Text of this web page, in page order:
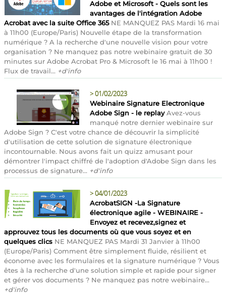
Adobe et Microsoft - Quels sont les
avantages de l'intégration Adobe
Acrobat avec la suite Office 365NE MANQUEZ PAS Mardi 16 mai
à 11h00 (Europe/Paris) Nouvelle étape de la transformation
numérique ? A la recherche d'une nouvelle vision pour votre
organisation ? Ne manquez pas notre webinaire gratuit de 30
minutes sur Adobe Acrobat Pro & Microsoft le 16 mai à 11h00 !
Flux de travail... +d'info
>01/02/2023
Webinaire Signature Electronique
Adobe Sign - le replayAvez-vous
manqué notre dernier webinaire sur
Adobe Sign ? C'est votre chance de découvrir la simplicité
d'utilisation de cette solution de signature électronique
incontournable. Nous avons fait un quizz amusant pour
démontrer l'impact chiffré de l'adoption d'Adobe Sign dans les
processus de signature... +d'info
>04/01/2023
AcrobatSIGN -La Signature
électronique agile - WEBINAIRE -
Envoyez et recevez,signez et
approuvez tous les documents où que vous soyez et en
quelques clics NE MANQUEZ PAS Mardi 31 Janvier à 11h00
(Europe/Paris) Comment être simplement fluide, résilient et
économe avec les formulaires et la signature numérique ? Vous
êtes à la recherche d'une solution simple et rapide pour signer
et gérer vos documents ? Ne manquez pas notre webinaire...
+d'info